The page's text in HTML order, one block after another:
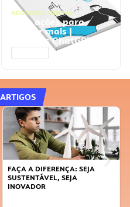
NEGÓCIOS, VENDAS
Faça ações para
vender mais |
Prompts ChatGPT
FAÇA A DIFERENÇA: SEJA
SUSTENTÁVEL, SEJA
INOVADOR